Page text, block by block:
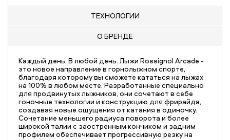
ТЕХНОЛОГИИ
О БРЕНДЕ
Каждый день. В любой день. Лыжи Rossignol Arcade -
это новое направление в горнолыжном спорте,
благодаря которому вы сможете кататься на лыжах
на 100% в любом месте. Разработанные специально
для продвинутых лыжников, они сочетают в себе
гоночные технологии и конструкцию для фрирайда,
создавая новые ощущения от катания в одиночку.
Сочетание меньшего радиуса поворота и более
широкой талии с заостренным кончиком и задним
профилем обеспечивает прогрессивную резку на